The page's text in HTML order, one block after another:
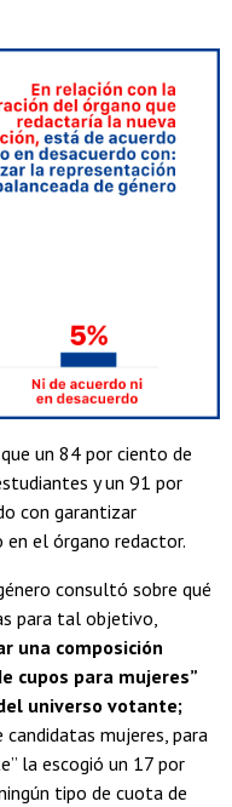
un 84 por ciento de
y un 91 por
con garantizar
en el órgano redactor.
consultó sobre qué
para tal objetivo,
una composición
cupos para mujeres”
universo votante;
mujeres, para
la escogió un 17 por
tipo de cuota de